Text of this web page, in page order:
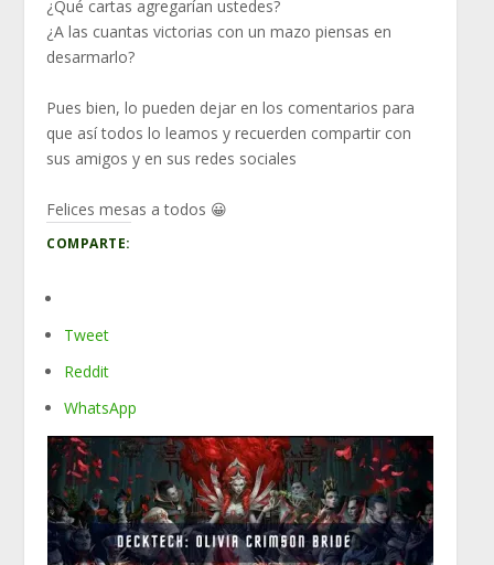
¿Qué cartas agregarían ustedes?
¿A las cuantas victorias con un mazo piensas en
desarmarlo?
Pues bien, lo pueden dejar en los comentarios para
que así todos lo leamos y recuerden compartir con
sus amigos y en sus redes sociales
Felices mesas a todos 😀
COMPARTE:
Tweet
Reddit
WhatsApp